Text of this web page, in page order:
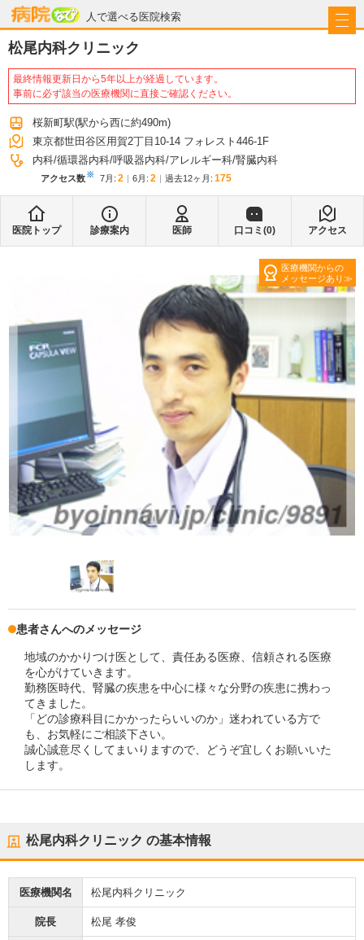
人で選べる医院検索
病院なび
松尾内科クリニック
最終情報更新日から5年以上が経過しています。
事前に必ず該当の医療機関に直接ご確認ください。
桜新町駅(駅から西に約490m)
東京都世田谷区用賀2丁目10-14 フォレスト446-1F
内科 循環器内科 呼吸器内科 アレルギー科 腎臓内科
アクセス数※ 7月 : 2 6月 : 2 過去12ヶ月: 175
医院トップ 診療案内 医師 口コミ(0) アクセス
医療機関からの
メッセージあり
患者さんへのメッセージ
地域のかかりつけ医として、責任ある医療、信頼される医療
を心がけていきます。
勤務医時代、腎臓の疾患を中心に様々な分野の疾患に携わっ
てきました。
「どの診療科目にかかったらいいのか」迷われている方で
も、お気軽にご相談下さい。
誠心誠意尽くしてまいりますので、どうぞ宜しくお願いいた
します。
松尾内科クリニック の基本情報
医療機関名 松尾内科クリニック
院長 松尾 孝俊